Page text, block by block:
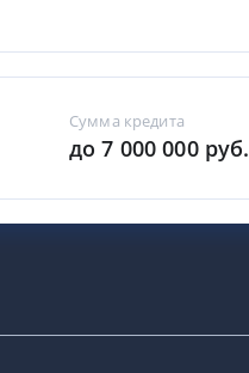
Сумма кредита
до 7 000 000 руб.